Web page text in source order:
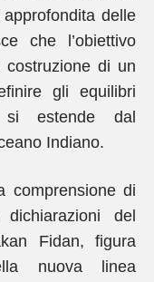
approfondita delle
che l’obiettivo
di un
gli equilibri
estende dal
Indiano.
comprensione di
del
Fidan, figura
nuova linea